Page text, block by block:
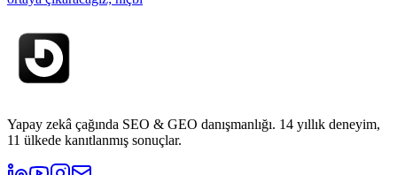
Yapay zekâ çağında SEO & GEO danışmanlığı. 14 yıllık deneyim,
11 ülkede kanıtlanmış sonuçlar.